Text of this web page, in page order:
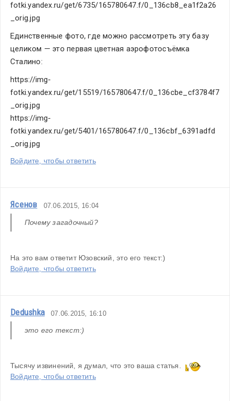
fotki.yandex.ru/get/6735/165780647.f/0_136cb8_ea1f2a26
_orig.jpg
Единственные фото, где можно рассмотреть эту базу
целиком — это первая цветная аэрофотосъёмка
Сталино:
https://img-
fotki.yandex.ru/get/15519/165780647.f/0_136cbe_cf3784f7
_orig.jpg
https://img-
fotki.yandex.ru/get/5401/165780647.f/0_136cbf_6391adfd
_orig.jpg
Войдите, чтобы ответить
Ясенов 07.06.2015, 16:04
Почему загадочный?
На это вам ответит Юзовский, это его текст:)
Войдите, чтобы ответить
Dedushka 07.06.2015, 16:10
это его текст:)
Тысячу извинений, я думал, что это ваша статья.
Войдите, чтобы ответить